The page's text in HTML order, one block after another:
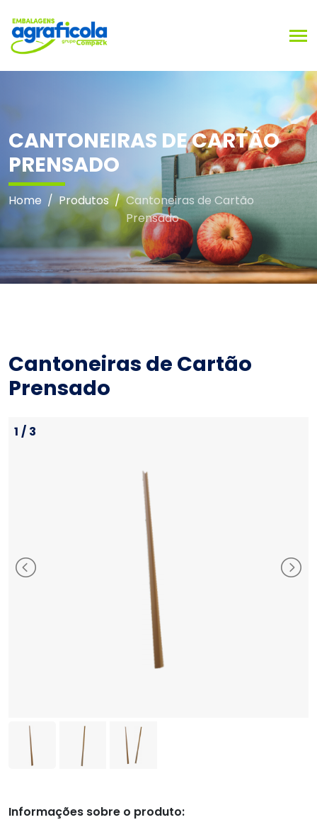
CANTONEIRAS DE CARTÃO
PRENSADO
Home / Produtos / Cantoneiras de Cartão
Prensado
Cantoneiras de Cartão
Prensado
1 / 3
Informações sobre o produto: